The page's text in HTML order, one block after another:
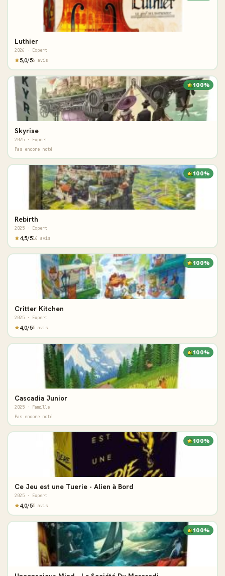
Luthier
2026 · Expert
5,0/56 avis
100%
Skyrise
2025 · Expert
Pas encore noté
100%
Rebirth
2025 · Expert
4,5/516 avis
100%
Critter Kitchen
2025 · Expert
4,0/55 avis
100%
Cascadia Junior
2025 · Famille
Pas encore noté
100%
Ce Jeu est une Tuerie - Alien à Bord
2025 · Expert
4,0/55 avis
100%